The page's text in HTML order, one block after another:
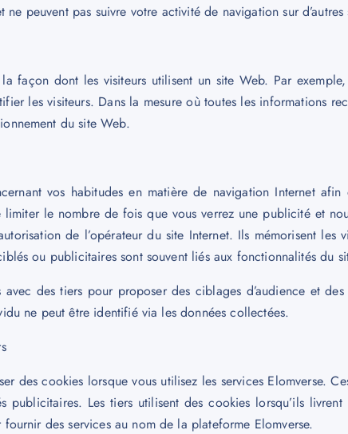
peuvent pas suivre votre activité de navigation sur d’autres
façon dont les visiteurs utilisent un site Web. Par
les visiteurs. Dans la mesure où toutes les informations
du site Web.
vos habitudes en matière de navigation Internet
limiter le nombre de fois que vous verrez une publicité et
de l’opérateur du site Internet. Ils mémorisent
ou publicitaires sont souvent liés aux fonctionnalités du
des tiers pour proposer des ciblages d’audience et
ne peut être identifié via les données collectées.
des cookies lorsque vous utilisez les services Elomverse.
publicitaires. Les tiers utilisent des cookies lorsqu’ils
des services au nom de la plateforme Elomverse.